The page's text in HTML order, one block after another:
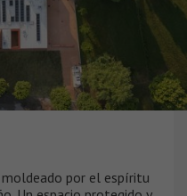
moldeado por el espíritu